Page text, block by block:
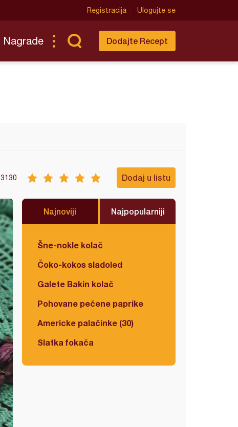
Registracija Ulogujte se
Nagrade Dodajte Recept
3130 Dodaj u listu
Najnoviji Najpopularniji
Šne-nokle kolač
Čoko-kokos sladoled
Galete Bakin kolač
Pohovane pečene paprike
Americke palačinke (30)
Slatka fokača